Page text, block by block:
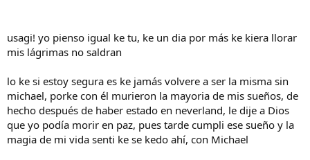
usagi! yo pienso igual ke tu, ke un dia por más ke kiera llorar
mis lágrimas no saldran
lo ke si estoy segura es ke jamás volvere a ser la misma sin
michael, porke con él murieron la mayoria de mis sueños, de
hecho después de haber estado en neverland, le dije a Dios
que yo podía morir en paz, pues tarde cumpli ese sueño y la
magia de mi vida senti ke se kedo ahí, con Michael